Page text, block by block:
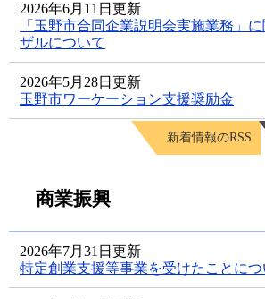
2026年6月11日更新
「玉野市合同企業説明会実施業務」
ザルについて
2026年5月28日更新
玉野市ワーケーション支援奨励金
新着情報のRSS
商業振興
2026年7月31日更新
特定創業支援等事業を受けたことにつ